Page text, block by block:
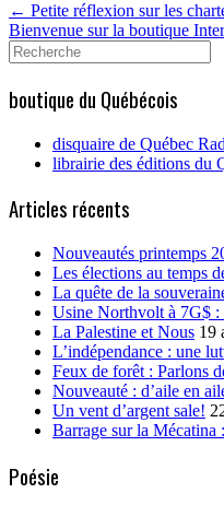
← Petite réflexion sur les
Bienvenue sur la boutique
Search
for:
boutique du Québécois
disquaire de Québec
librairie des éditions du
Articles récents
Nouveautés printemps
Les élections au temps
La quête de la
Usine Northvolt à 7G$ :
La Palestine et Nous 19
L’indépendance : une
Feux de forêt : Parlons
Nouveauté : d’aile en
Un vent d’argent sale!
Barrage sur la Mécatina
Poésie